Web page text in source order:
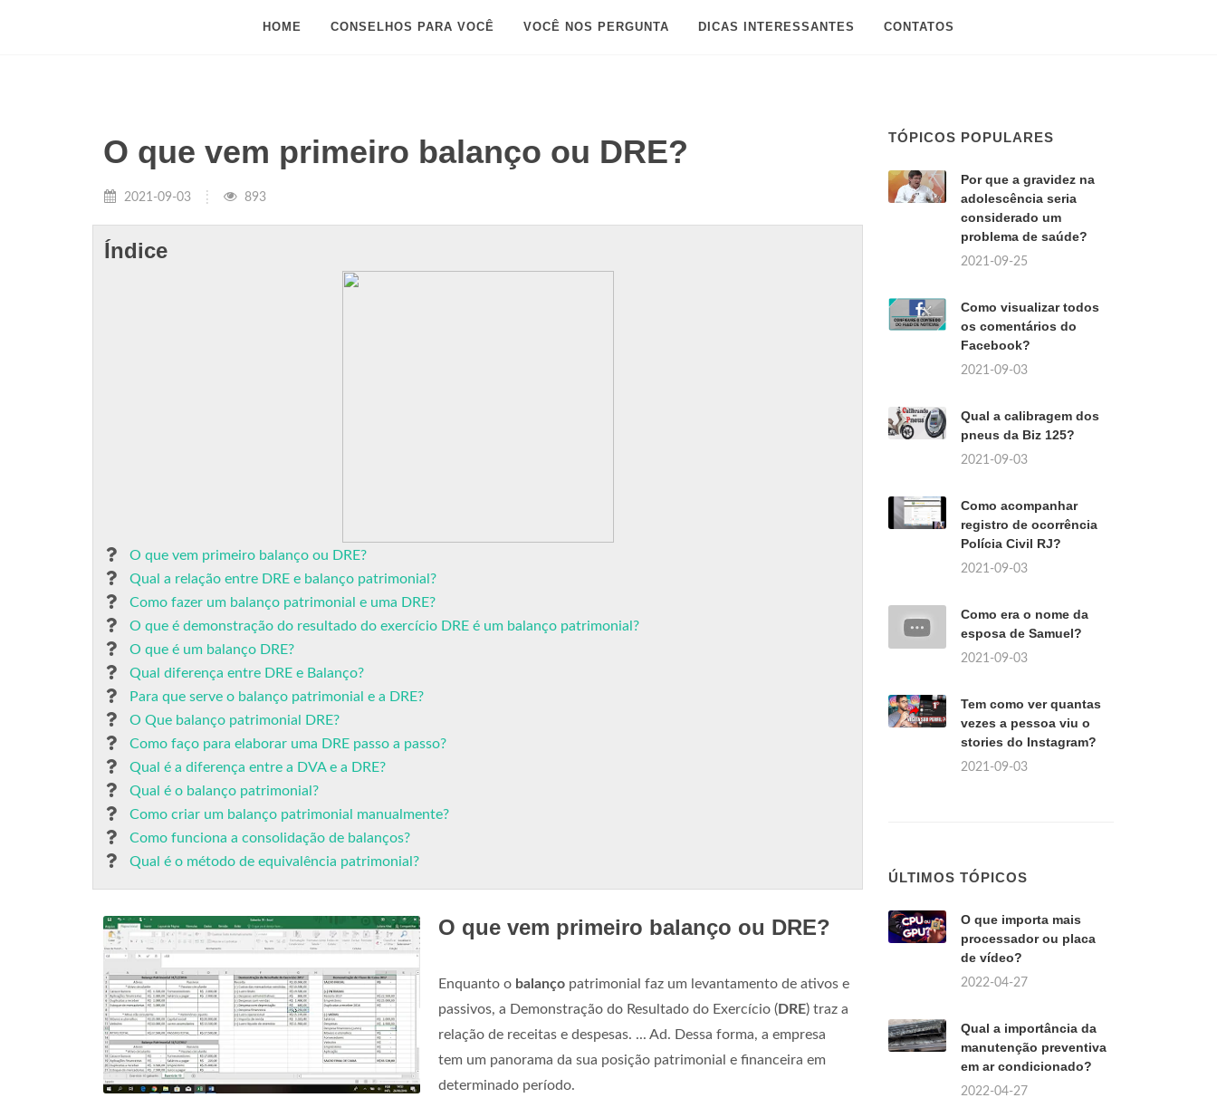
HOME CONSELHOS PARA VOCÊ VOCÊ NOS PERGUNTA DICAS INTERESSANTES CONTATOS
O que vem primeiro balanço ou DRE?
2021-09-03 893
Índice
O que vem primeiro balanço ou DRE?
Qual a relação entre DRE e balanço patrimonial?
Como fazer um balanço patrimonial e uma DRE?
O que é demonstração do resultado do exercício DRE é um balanço patrimonial?
O que é um balanço DRE?
Qual diferença entre DRE e Balanço?
Para que serve o balanço patrimonial e a DRE?
O Que balanço patrimonial DRE?
Como faço para elaborar uma DRE passo a passo?
Qual é a diferença entre a DVA e a DRE?
Qual é o balanço patrimonial?
Como criar um balanço patrimonial manualmente?
Como funciona a consolidação de balanços?
Qual é o método de equivalência patrimonial?
O que vem primeiro balanço ou DRE?
Enquanto o balanço patrimonial faz um levantamento de ativos e
passivos, a Demonstração do Resultado do Exercício (DRE) traz a
relação de receitas e despesas. ... Ad. Dessa forma, a empresa
tem um panorama da sua posição patrimonial e financeira em
determinado período.
TÓPICOS POPULARES
Por que a gravidez na
adolescência seria
considerado um
problema de saúde?
2021-09-25
Como visualizar todos
os comentários do
Facebook?
2021-09-03
Qual a calibragem dos
pneus da Biz 125?
2021-09-03
Como acompanhar
registro de ocorrência
Polícia Civil RJ?
2021-09-03
Como era o nome da
esposa de Samuel?
2021-09-03
Tem como ver quantas
vezes a pessoa viu o
stories do Instagram?
2021-09-03
ÚLTIMOS TÓPICOS
O que importa mais
processador ou placa
de vídeo?
2022-04-27
Qual a importância da
manutenção preventiva
em ar condicionado?
2022-04-27